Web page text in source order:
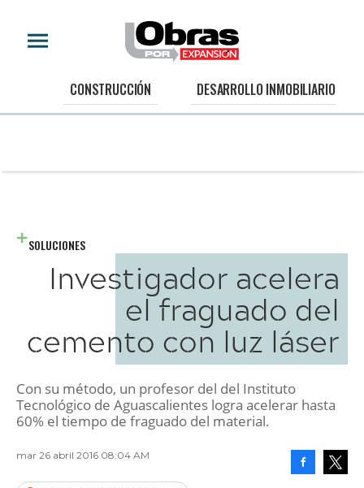
CONSTRUCCIÓN DESARROLLO INMOBILIARIO
SOLUCIONES
Investigador acelera
el fraguado del
cemento con luz láser
Con su método, un profesor del del Instituto
Tecnológico de Aguascalientes logra acelerar hasta
60% el tiempo de fraguado del material.
mar 26 abril 2016 08:04 AM